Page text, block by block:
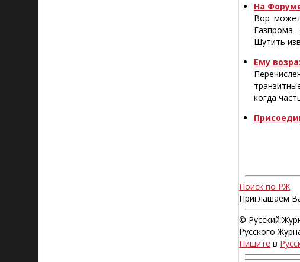
На
Вор
Газпрома
Шутить
Ему
когда
Поиск по РЖ
Приглашаем
© Русский
Русского
Пишите в